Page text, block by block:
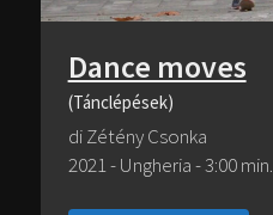
Dance moves
(Tánclépések)
di Zétény Csonka
2021 - Ungheria - 3:00 min.